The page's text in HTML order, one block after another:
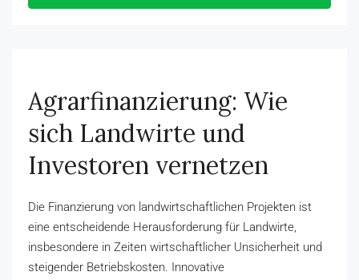
Agrarfinanzierung: Wie
sich Landwirte und
Investoren vernetzen
Die Finanzierung von landwirtschaftlichen Projekten ist
eine entscheidende Herausforderung für Landwirte,
insbesondere in Zeiten wirtschaftlicher Unsicherheit und
steigender Betriebskosten. Innovative